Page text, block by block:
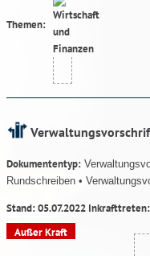
Themen:
Dokumententyp:
Rundschreiben •
Stand: 05.07.2022
Außer Kraft